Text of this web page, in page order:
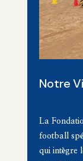
Notre
La
football
qui intègre